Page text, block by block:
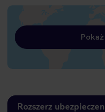
Rozszerz